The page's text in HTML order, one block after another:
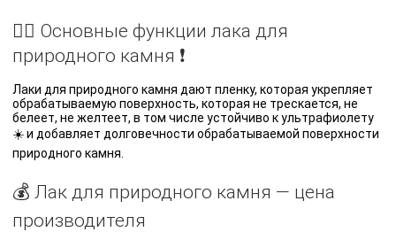
☝🏼 Основные функции лака для
природного камня ❗️
Лаки для природного камня дают пленку, которая укрепляет
обрабатываемую поверхность, которая не трескается, не
белеет, не желтеет, в том числе устойчиво к ультрафиолету
☀️ и добавляет долговечности обрабатываемой поверхности
природного камня.
💰 Лак для природного камня — цена
производителя